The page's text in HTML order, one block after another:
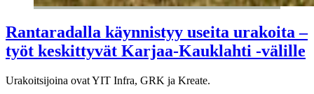
Rantaradalla käynnistyy useita urakoita –
työt keskittyvät Karjaa-Kauklahti -välille
Urakoitsijoina ovat YIT Infra, GRK ja Kreate.